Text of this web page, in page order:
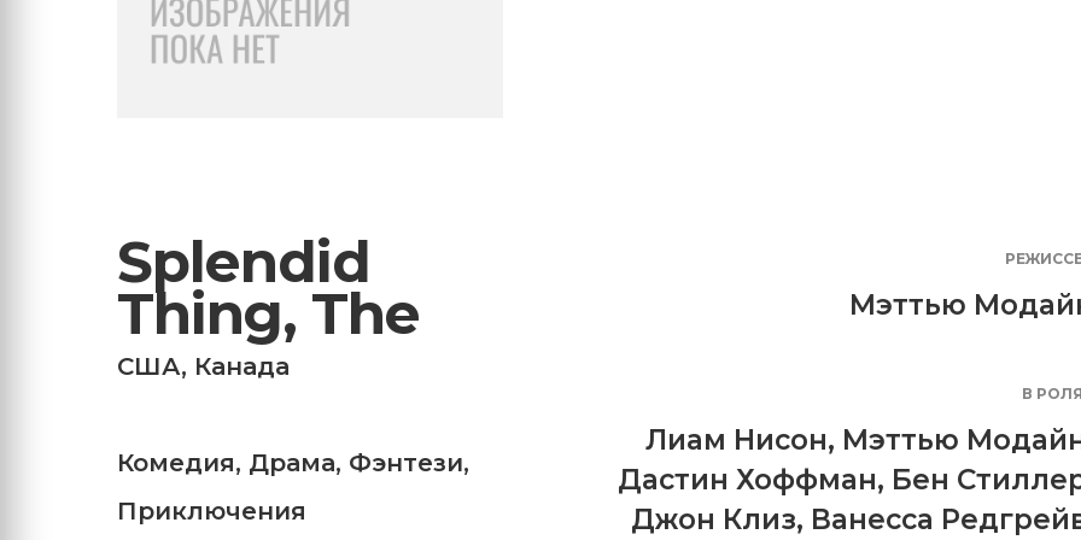
Splendid
Thing, The
США, Канада
Комедия, Драма, Фэнтези,
Приключения
Мэттью
В
Лиам Нисон, Мэттью
Дастин Хоффман, Бен
Джон Клиз, Ванесса